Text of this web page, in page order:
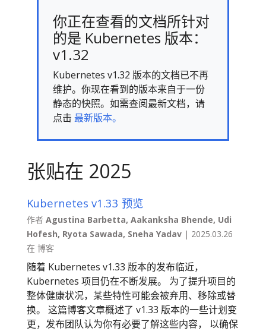
你正在查看的文档所针对
的是 Kubernetes 版本：
v1.32
Kubernetes v1.32 版本的文档已不再
维护。你现在看到的版本来自于一份
静态的快照。如需查阅最新文档，请
点击 最新版本。
张贴在 2025
Kubernetes v1.33 预览
作者 Agustina Barbetta, Aakanksha Bhende, Udi
Hofesh, Ryota Sawada, Sneha Yadav | 2025.03.26
在 博客
随着 Kubernetes v1.33 版本的发布临近，
Kubernetes 项目仍在不断发展。 为了提升项目的
整体健康状况，某些特性可能会被弃用、移除或替
换。 这篇博客文章概述了 v1.33 版本的一些计划变
更，发布团队认为你有必要了解这些内容， 以确保